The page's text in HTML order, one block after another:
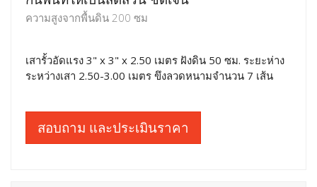
ความสูงจากพื้นดิน 200 ซม
เสารั้วอัดแรง 3" x 3" x 2.50 เมตร ฝังดิน 50 ซม. ระยะห่าง
ระหว่างเสา 2.50-3.00 เมตร ขึงลวดหนามจำนวน 7 เส้น
สอบถาม และประเมินราคา